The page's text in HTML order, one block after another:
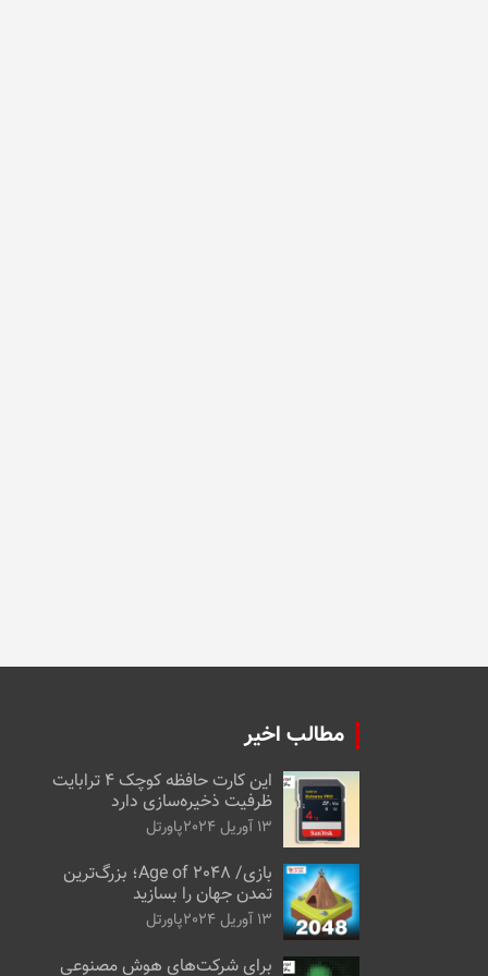
مطالب اخیر
این کارت حافظه کوچک ۴ ترابایت
ظرفیت ذخیره‌سازی دارد
13 آوریل 2024 پاورتل
بازی/ Age of 2048؛ بزرگ‌ترین
تمدن جهان را بسازید
13 آوریل 2024 پاورتل
برای شرکت‌های هوش مصنوعی